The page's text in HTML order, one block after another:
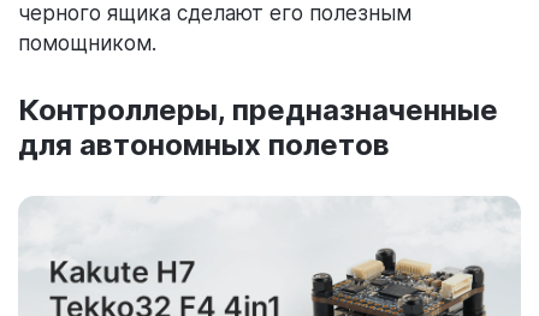
черного ящика сделают его полезным
помощником.
Контроллеры, предназначенные
для автономных полетов